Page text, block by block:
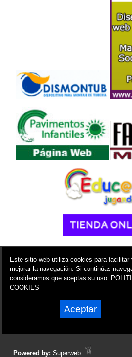
© 2006 - 2026 Portal de Villanueva del
info@portaldevillanuevadelriosegura.es
Síguenos en:
Powered by:Superweb
Este sitio web utiliza cookies para facilitar
mejorar la navegación. Si continúas
consideramos que aceptas su uso.
COOKIES
Aceptar